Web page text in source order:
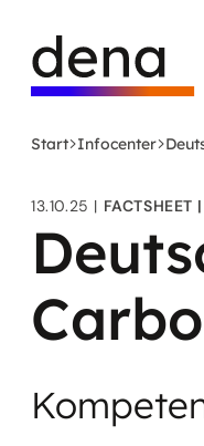
Deutsche
Energie-
Agentur
-
Startseite
Start Infocenter
13.10.25 FACTSHEET